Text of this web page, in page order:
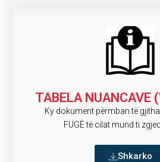
TABELA NUANCAVE
Ky dokument përmban të gjitha
FUGË të cilat mund ti
Shkarko